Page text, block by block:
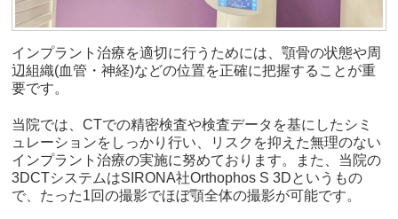
インプラント治療を適切に行うためには、顎骨の状態や周
辺組織(血管・神経)などの位置を正確に把握することが重
要です。
当院では、CTでの精密検査や検査データを基にしたシミ
ュレーションをしっかり行い、リスクを抑えた無理のない
インプラント治療の実施に努めております。また、当院の
3DCTシステムはSIRONA社Orthophos S 3Dというもの
で、たった1回の撮影でほぼ顎全体の撮影が可能です。